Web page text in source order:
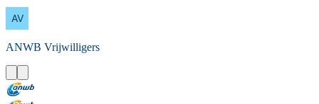
ANWB Vrijwilligers